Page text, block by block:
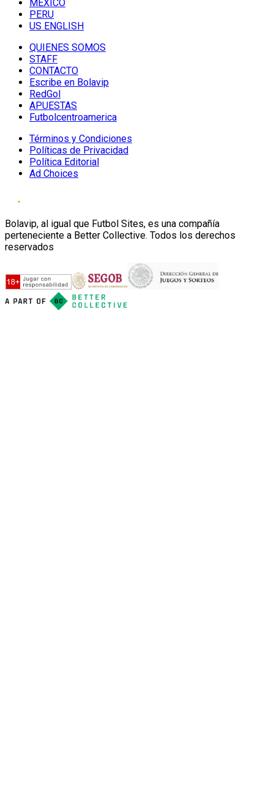
MÉXICO
PERU
US ENGLISH
QUIENES SOMOS
STAFF
CONTACTO
Escribe en Bolavip
RedGol
APUESTAS
Futbolcentroamerica
Términos y Condiciones
Políticas de Privacidad
Política Editorial
Ad Choices
Bolavip, al igual que Futbol Sites, es una compañía
perteneciente a Better Collective. Todos los derechos
reservados